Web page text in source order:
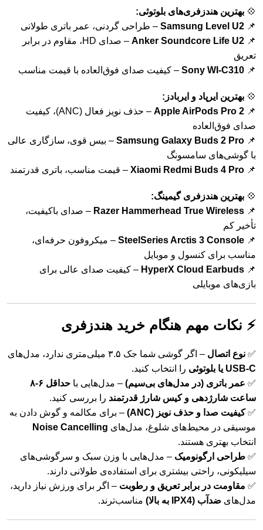
💠 بهترین هندزفری‌های بلوتوثی:
📌
Samsung Level U2 – طراحی گردنی، عمر باتری طولانی
📌
Anker Soundcore Life U2
– صدای HD، مقاوم در برابر
تعریق
📌
Sony WI-C310 – کیفیت صدای فوق‌العاده با قیمت مناسب
💠 بهترین ایرپاد و ایربادز:
📌
Apple AirPods Pro 2
– حذف نویز فعال (ANC)، کیفیت
صدای فوق‌العاده
📌
Samsung Galaxy Buds 2 Pro – بیس قوی، سازگاری عالی
با گوشی‌های سامسونگ
📌
Xiaomi Redmi Buds 4 Pro – قیمت مناسب، باتری قدرتمند
💠 بهترین هندزفری گیمینگ:
📌
Razer Hammerhead True Wireless – صدای باکیفیت،
تأخیر کم
📌
SteelSeries Arctis 3 Console – میکروفون حرفه‌ای،
مناسب برای کنسول و موبایل
📌
HyperX Cloud Earbuds – کیفیت صدای عالی برای
بازی‌های موبایلی
⚡ نکات مهم هنگام خرید هندزفری
✅ نوع اتصال – اگر گوشی شما جک ۳.۵ میلی‌متری ندارد، مدل‌های
USB-C یا بلوتوثی
را انتخاب کنید.
✅ عمر باتری (در مدل‌های بی‌سیم) – مدل‌هایی با
حداقل ۶-۸
ساعت شارژدهی و کیس شارژ قدرتمند را بررسی کنید.
✅کیفیت صدا و حذف نویز (ANC)
– برای مکالمه و گوش دادن به
موسیقی در محیط‌های شلوغ، مدل‌های Noise Cancelling
انتخاب بهتری هستند.
✅ طراحی ارگونومیک – مدل‌هایی با وزن سبک و سرگوشی‌های
سیلیکونی، راحتی بیشتری برای استفاده‌ی طولانی دارند.
✅ مقاومت در برابر تعریق و رطوبت – اگر برای ورزش نیاز دارید،
مدل‌های ضدآب (IPX4 به بالا) مناسب‌ترند.